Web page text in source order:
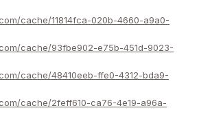
cache/11814fca-020b-4660-a9a0-
cache/93fbe902-e75b-451d-9023-
cache/48410eeb-ffe0-4312-bda9-
cache/2feff610-ca76-4e19-a96a-